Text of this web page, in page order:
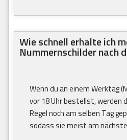
Wie schnell erhalte ich
Nummernschilder nach
Wenn du an einem Werktag
vor 18 Uhr bestellst, werden
Regel noch am selben Tag
sodass sie meist am